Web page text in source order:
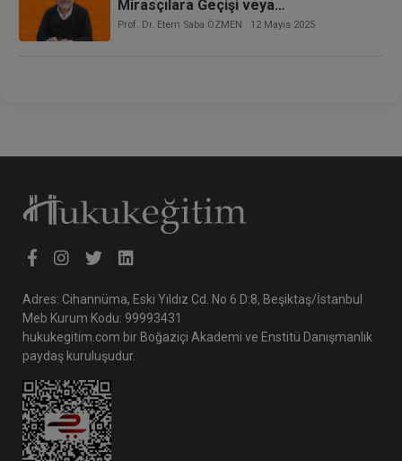
Alınması Gerektiği
Mirasçılara Geçişi veya
Ölüme Bağlı Tasarruflara
Prof. Dr. Etem Saba ÖZMEN · 12 Mayıs 2025
Adres: Cihannüma, Eski Yıldız Cd. No 6 D:8, Beşiktaş/İstanbul
Meb Kurum Kodu: 99993431
hukukegitim.com bir Boğaziçi Akademi ve Enstitü Danışmanlık
paydaş kuruluşudur.